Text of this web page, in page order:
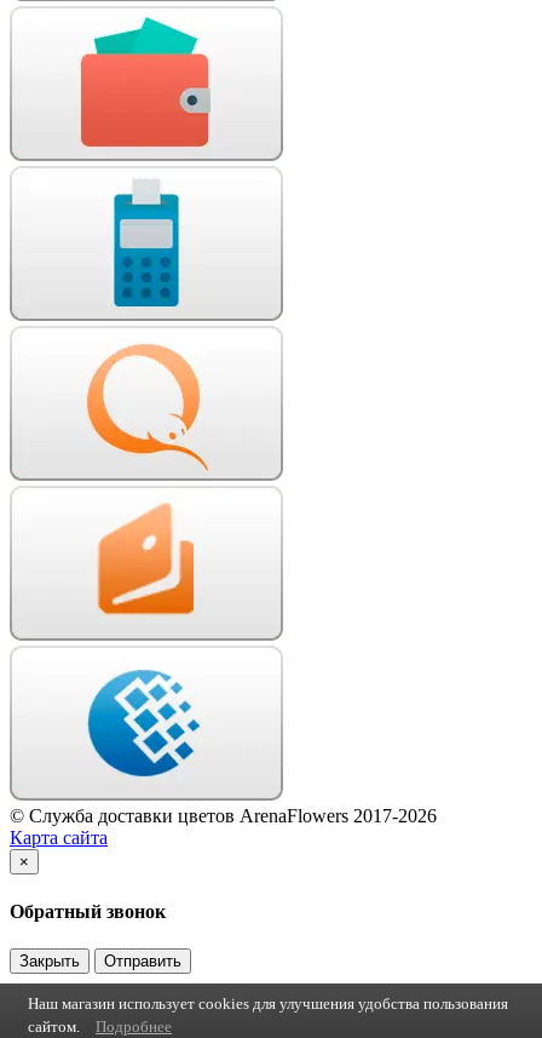
© Служба доставки цветов ArenaFlowers 2017-2026
Карта сайта
×
Обратный звонок
Закрыть Отправить
Наш магазин использует cookies для улучшения удобства пользования
сайтом.
Подробнее